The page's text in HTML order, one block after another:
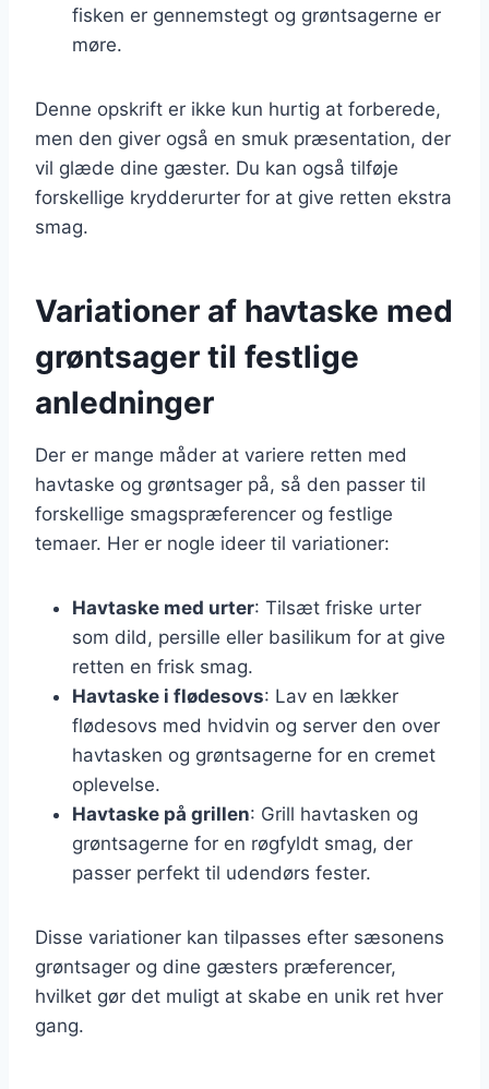
fisken er gennemstegt og grøntsagerne er
møre.
Denne opskrift er ikke kun hurtig at forberede,
men den giver også en smuk præsentation, der
vil glæde dine gæster. Du kan også tilføje
forskellige krydderurter for at give retten ekstra
smag.
Variationer af havtaske med
grøntsager til festlige
anledninger
Der er mange måder at variere retten med
havtaske og grøntsager på, så den passer til
forskellige smagspræferencer og festlige
temaer. Her er nogle ideer til variationer:
Havtaske med urter: Tilsæt friske urter
som dild, persille eller basilikum for at give
retten en frisk smag.
Havtaske i flødesovs: Lav en lækker
flødesovs med hvidvin og server den over
havtasken og grøntsagerne for en cremet
oplevelse.
Havtaske på grillen: Grill havtasken og
grøntsagerne for en røgfyldt smag, der
passer perfekt til udendørs fester.
Disse variationer kan tilpasses efter sæsonens
grøntsager og dine gæsters præferencer,
hvilket gør det muligt at skabe en unik ret hver
gang.